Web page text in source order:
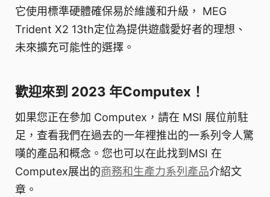
它使用標準硬體確保易於維護和升級， MEG
Trident X2 13th定位為提供遊戲愛好者的理想、
未來擴充可能性的選擇。
歡迎來到 2023 年Computex！
如果您正在參加 Computex，請在 MSI 展位前駐
足，查看我們在過去的一年裡推出的一系列令人驚
嘆的產品和概念。您也可以在此找到MSI 在
Computex展出的商務和生產力系列產品介紹文
章。